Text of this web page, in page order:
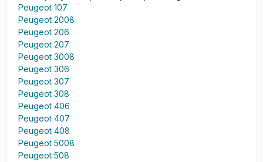
Peugeot 107
Peugeot 2008
Peugeot 206
Peugeot 207
Peugeot 3008
Peugeot 306
Peugeot 307
Peugeot 308
Peugeot 406
Peugeot 407
Peugeot 408
Peugeot 5008
Peugeot 508